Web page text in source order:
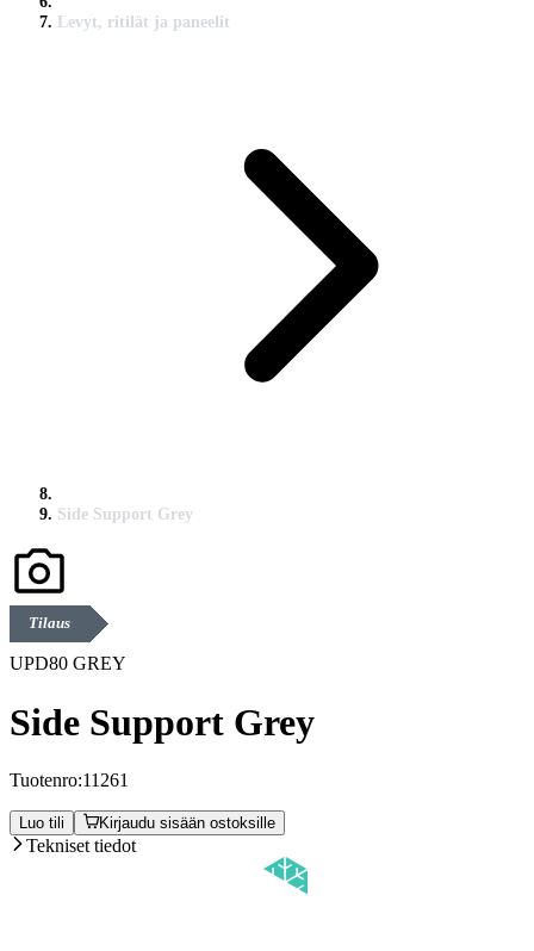
Levyt, ritilät ja paneelit
Side Support Grey
Tilaus
UPD80 GREY
Side Support Grey
Tuotenro:11261
Luo tili Kirjaudu sisään ostoksille
Tekniset tiedot